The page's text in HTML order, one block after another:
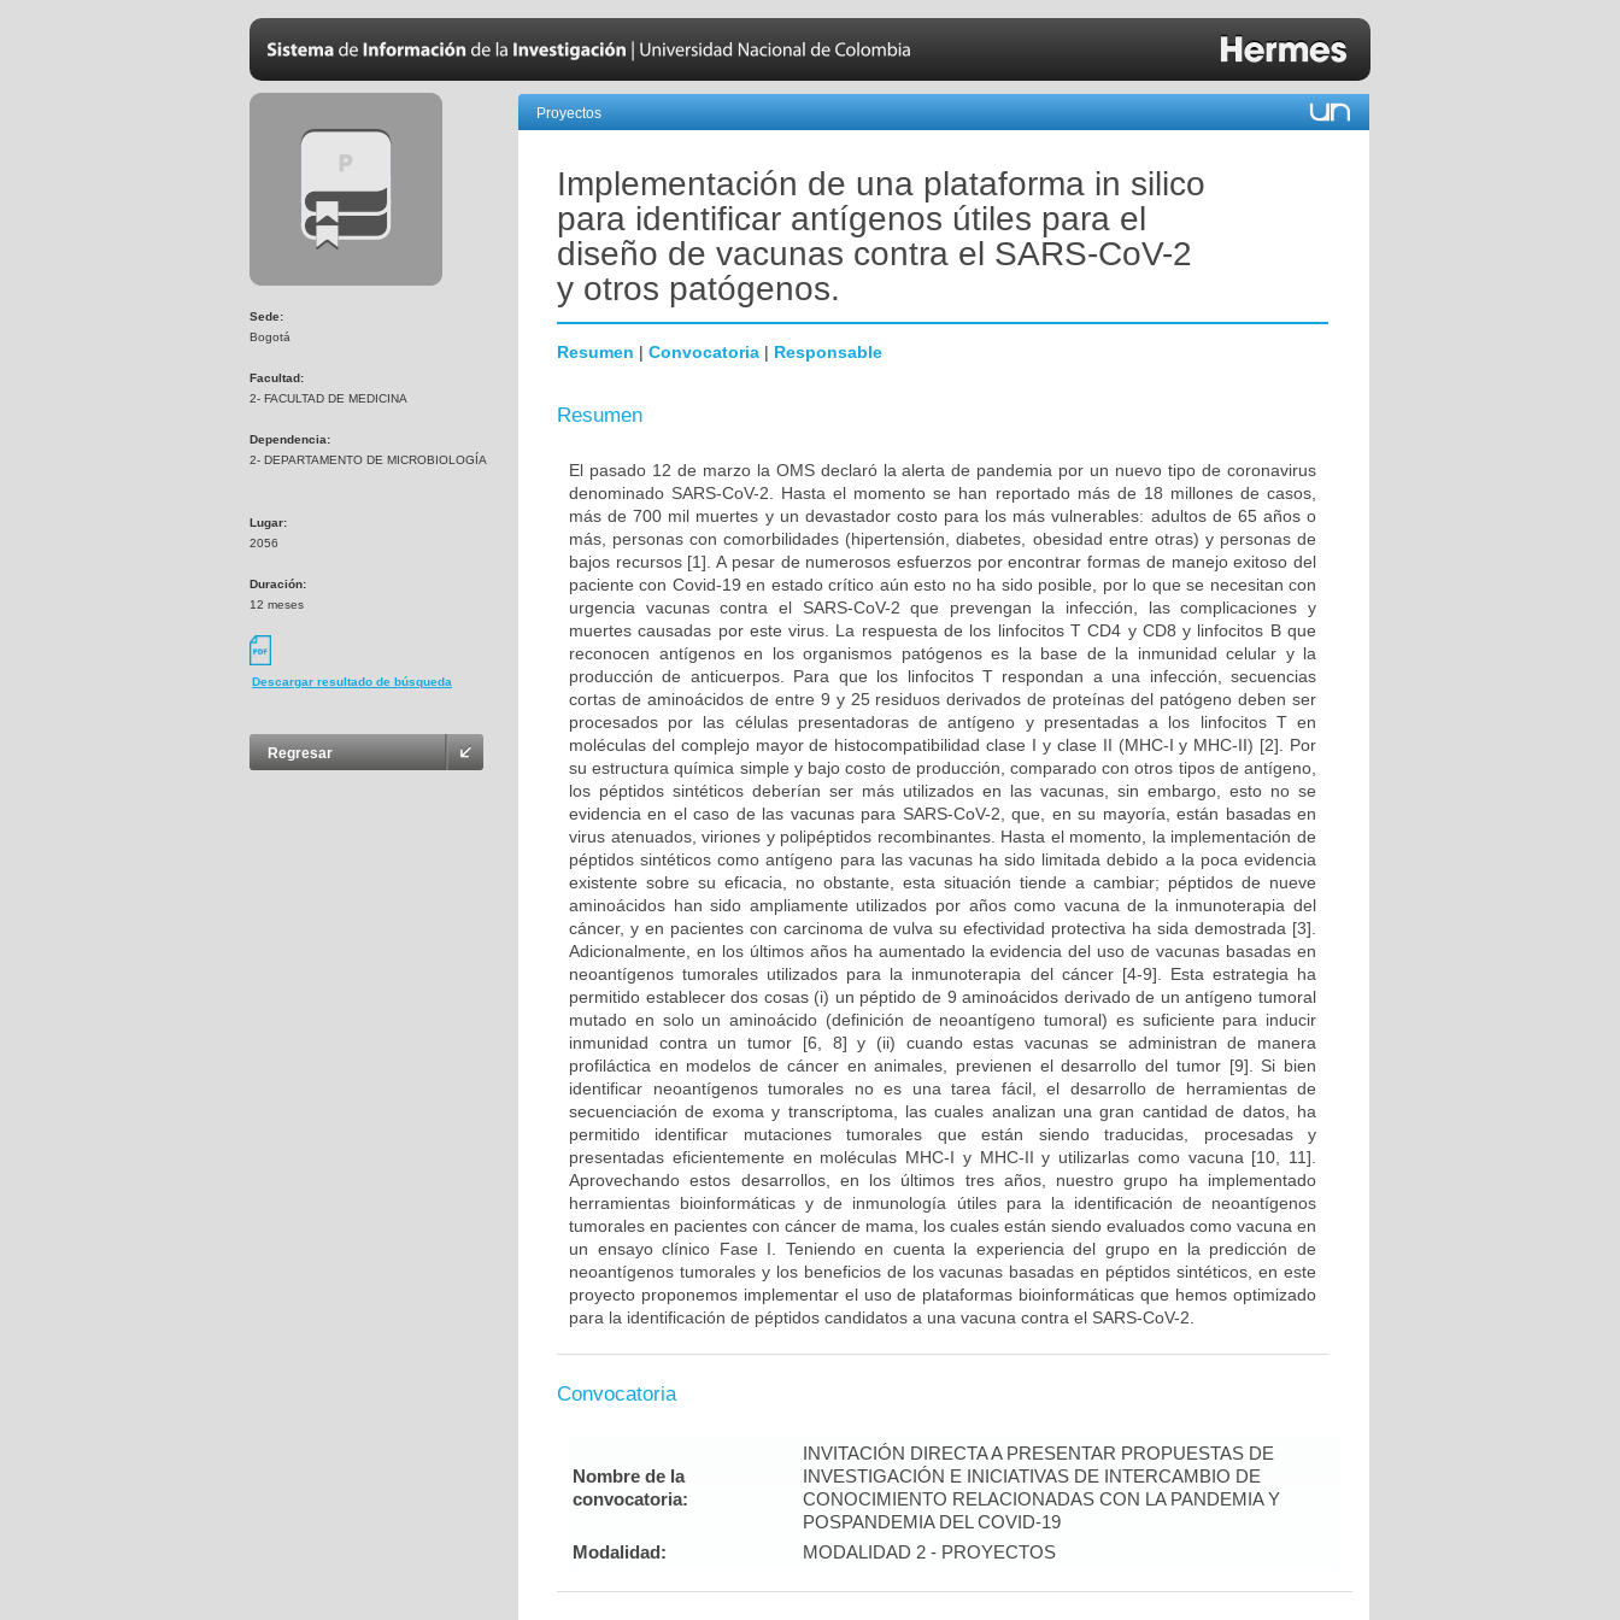
Sede:
Bogotá
Facultad:
2- FACULTAD DE MEDICINA
Dependencia:
2- DEPARTAMENTO DE MICROBIOLOGÍA
Lugar:
2056
Duración:
12 meses
Descargar resultado de búsqueda
Regresar
Proyectos
Implementación de una plataforma in silico
para identificar antígenos útiles para el
diseño de vacunas contra el SARS-CoV-2
y otros patógenos.
Resumen | Convocatoria | Responsable
Resumen
El pasado 12 de marzo la OMS declaró la alerta de pandemia por un nuevo tipo de coronavirus
denominado SARS-CoV-2. Hasta el momento se han reportado más de 18 millones de casos,
más de 700 mil muertes y un devastador costo para los más vulnerables: adultos de 65 años o
más, personas con comorbilidades (hipertensión, diabetes, obesidad entre otras) y personas de
bajos recursos [1]. A pesar de numerosos esfuerzos por encontrar formas de manejo exitoso del
paciente con Covid-19 en estado crítico aún esto no ha sido posible, por lo que se necesitan con
urgencia vacunas contra el SARS-CoV-2 que prevengan la infección, las complicaciones y
muertes causadas por este virus. La respuesta de los linfocitos T CD4 y CD8 y linfocitos B que
reconocen antígenos en los organismos patógenos es la base de la inmunidad celular y la
producción de anticuerpos. Para que los linfocitos T respondan a una infección, secuencias
cortas de aminoácidos de entre 9 y 25 residuos derivados de proteínas del patógeno deben ser
procesados por las células presentadoras de antígeno y presentadas a los linfocitos T en
moléculas del complejo mayor de histocompatibilidad clase I y clase II (MHC-I y MHC-II) [2]. Por
su estructura química simple y bajo costo de producción, comparado con otros tipos de antígeno,
los péptidos sintéticos deberían ser más utilizados en las vacunas, sin embargo, esto no se
evidencia en el caso de las vacunas para SARS-CoV-2, que, en su mayoría, están basadas en
virus atenuados, viriones y polipéptidos recombinantes. Hasta el momento, la implementación de
péptidos sintéticos como antígeno para las vacunas ha sido limitada debido a la poca evidencia
existente sobre su eficacia, no obstante, esta situación tiende a cambiar; péptidos de nueve
aminoácidos han sido ampliamente utilizados por años como vacuna de la inmunoterapia del
cáncer, y en pacientes con carcinoma de vulva su efectividad protectiva ha sida demostrada [3].
Adicionalmente, en los últimos años ha aumentado la evidencia del uso de vacunas basadas en
neoantígenos tumorales utilizados para la inmunoterapia del cáncer [4-9]. Esta estrategia ha
permitido establecer dos cosas (i) un péptido de 9 aminoácidos derivado de un antígeno tumoral
mutado en solo un aminoácido (definición de neoantígeno tumoral) es suficiente para inducir
inmunidad contra un tumor [6, 8] y (ii) cuando estas vacunas se administran de manera
profiláctica en modelos de cáncer en animales, previenen el desarrollo del tumor [9]. Si bien
identificar neoantígenos tumorales no es una tarea fácil, el desarrollo de herramientas de
secuenciación de exoma y transcriptoma, las cuales analizan una gran cantidad de datos, ha
permitido identificar mutaciones tumorales que están siendo traducidas, procesadas y
presentadas eficientemente en moléculas MHC-I y MHC-II y utilizarlas como vacuna [10, 11].
Aprovechando estos desarrollos, en los últimos tres años, nuestro grupo ha implementado
herramientas bioinformáticas y de inmunología útiles para la identificación de neoantígenos
tumorales en pacientes con cáncer de mama, los cuales están siendo evaluados como vacuna en
un ensayo clínico Fase I. Teniendo en cuenta la experiencia del grupo en la predicción de
neoantígenos tumorales y los beneficios de los vacunas basadas en péptidos sintéticos, en este
proyecto proponemos implementar el uso de plataformas bioinformáticas que hemos optimizado
para la identificación de péptidos candidatos a una vacuna contra el SARS-CoV-2.
Convocatoria
Nombre de la
convocatoria:
INVITACIÓN DIRECTA A PRESENTAR PROPUESTAS DE
INVESTIGACIÓN E INICIATIVAS DE INTERCAMBIO DE
CONOCIMIENTO RELACIONADAS CON LA PANDEMIA Y
POSPANDEMIA DEL COVID-19
Modalidad:
MODALIDAD 2 - PROYECTOS